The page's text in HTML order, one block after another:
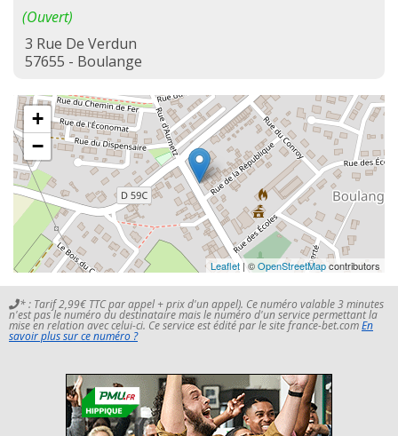
(Ouvert)
3 Rue De Verdun
57655 - Boulange
+
−
Leaflet| ©OpenStreetMapcontributors
* : Tarif 2,99€ TTC par appel + prix d'un appel). Ce numéro valable 3 minutes
n'est pas le numéro du destinataire mais le numéro d'un service permettant la
mise en relation avec celui-ci. Ce service est édité par le site france-bet.comEn
savoir plus sur ce numéro ?